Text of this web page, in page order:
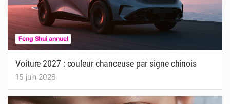
Feng Shui annuel
Voiture 2027 : couleur chanceuse par signe chinois
15 juin 2026